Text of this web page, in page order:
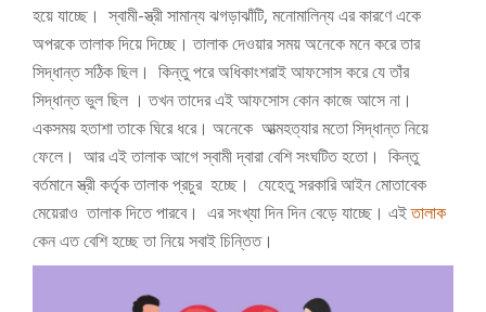
হয়ে যাচ্ছে। স্বামী-স্ত্রী সামান্য ঝগড়াঝাঁটি, মনোমালিন্য এর কারণে একে
অপরকে তালাক দিয়ে দিচ্ছে। তালাক দেওয়ার সময় অনেকে মনে করে তার
সিদ্ধান্ত সঠিক ছিল। কিন্তু পরে অধিকাংশরাই আফসোস করে যে তাঁর
সিদ্ধান্ত ভুল ছিল । তখন তাদের এই আফসোস কোন কাজে আসে না।
একসময় হতাশা তাকে ঘিরে ধরে। অনেকে আত্মহত্যার মতো সিদ্ধান্ত নিয়ে
ফেলে। আর এই তালাক আগে স্বামী দ্বারা বেশি সংঘটিত হতো। কিন্তু
বর্তমানে স্ত্রী কর্তৃক তালাক প্রচুর হচ্ছে। যেহেতু সরকারি আইন মোতাবেক
মেয়েরাও তালাক দিতে পারবে। এর সংখ্যা দিন দিন বেড়ে যাচ্ছে। এইতালাক
কেন এত বেশি হচ্ছে তা নিয়ে সবাই চিন্তিত।